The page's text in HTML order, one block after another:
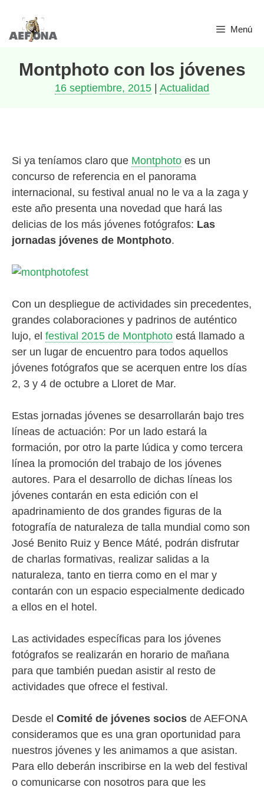
Saltar
Menú
Montphoto con los jóvenes
16 septiembre, 2015 Actualidad
Si ya teníamos claro que Montphoto es un
concurso de referencia en el panorama
internacional, su festival anual no le va a la zaga y
este año presenta una novedad que hará las
delicias de los más jóvenes fotógrafos: Las
jornadas jóvenes de Montphoto.
Con un despliegue de actividades sin precedentes,
grandes colaboraciones y padrinos de auténtico
lujo, el festival 2015 de Montphoto está llamado a
ser un lugar de encuentro para todos aquellos
jóvenes fotógrafos que se acerquen entre los días
2, 3 y 4 de octubre a Lloret de Mar.
Estas jornadas jóvenes se desarrollarán bajo tres
líneas de actuación: Por un lado estará la
formación, por otro la parte lúdica y como tercera
línea la promoción del trabajo de los jóvenes
autores. Para el desarrollo de dichas líneas los
jóvenes contarán en esta edición con el
apadrinamiento de dos grandes figuras de la
fotografía de naturaleza de talla mundial como son
José Benito Ruiz y Bence Máté, podrán disfrutar
de charlas formativas, realizar salidas a la
naturaleza, tanto en tierra como en el mar y
contarán con un espacio especialmente dedicado
a ellos en el hotel.
Las actividades específicas para los jóvenes
fotógrafos se realizarán en horario de mañana
para que también puedan asistir al resto de
actividades que ofrece el festival.
Desde el Comité de jóvenes socios de AEFONA
consideramos que es una gran oportunidad para
nuestros jóvenes y les animamos a que asistan.
Para ello deberán inscribirse en la web del festival
o comunicarse con nosotros para que les